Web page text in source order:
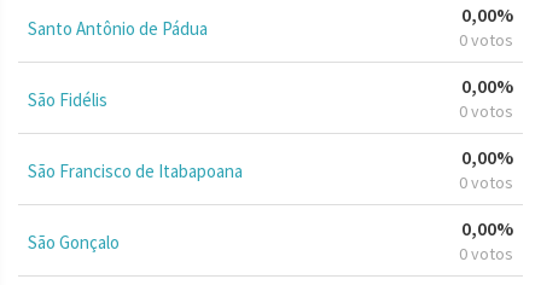
Santo Antônio de Pádua
0,00%
0 votos
São Fidélis
0,00%
0 votos
São Francisco de Itabapoana
0,00%
0 votos
São Gonçalo
0,00%
0 votos